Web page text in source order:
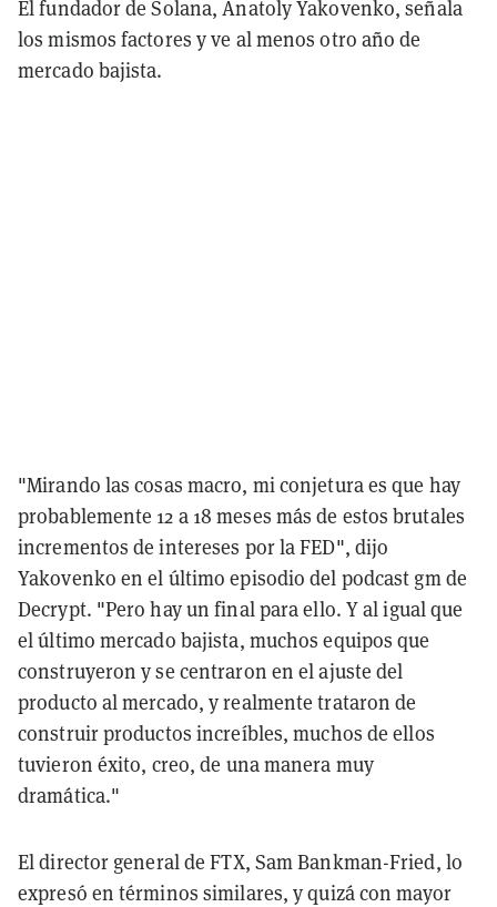
El fundador de Solana, Anatoly Yakovenko, señala
los mismos factores y ve al menos otro año de
mercado bajista.
"Mirando las cosas macro, mi conjetura es que hay
probablemente 12 a 18 meses más de estos brutales
incrementos de intereses por la FED", dijo
Yakovenko en el último episodio del podcast gm de
Decrypt. "Pero hay un final para ello. Y al igual que
el último mercado bajista, muchos equipos que
construyeron y se centraron en el ajuste del
producto al mercado, y realmente trataron de
construir productos increíbles, muchos de ellos
tuvieron éxito, creo, de una manera muy
dramática."
El director general de FTX, Sam Bankman-Fried, lo
expresó en términos similares, y quizá con mayor